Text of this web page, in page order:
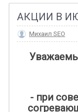
АКЦИИ В
Михаил SEO
- при